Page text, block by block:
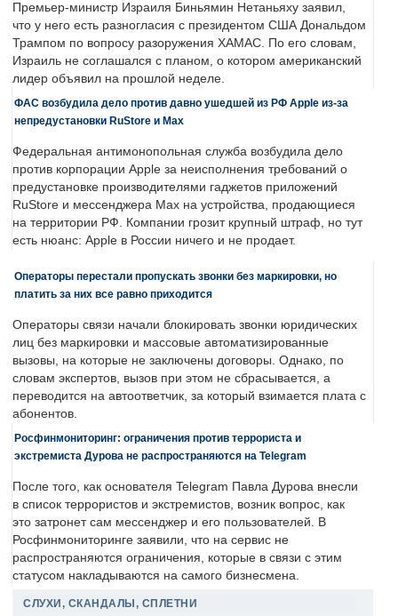
Премьер-министр Израиля Биньямин Нетаньяху заявил,
что у него есть разногласия с президентом США Дональдом
Трампом по вопросу разоружения ХАМАС. По его словам,
Израиль не соглашался с планом, о котором американский
лидер объявил на прошлой неделе.
ФАС возбудила дело против давно ушедшей из РФ Apple из-за
непредустановки RuStore и Max
Федеральная антимонопольная служба возбудила дело
против корпорации Apple за неисполнения требований о
предустановке производителями гаджетов приложений
RuStore и мессенджера Max на устройства, продающиеся
на территории РФ. Компании грозит крупный штраф, но тут
есть нюанс: Apple в России ничего и не продает.
Операторы перестали пропускать звонки без маркировки, но
платить за них все равно приходится
Операторы связи начали блокировать звонки юридических
лиц без маркировки и массовые автоматизированные
вызовы, на которые не заключены договоры. Однако, по
словам экспертов, вызов при этом не сбрасывается, а
переводится на автоответчик, за который взимается плата с
абонентов.
Росфинмониторинг: ограничения против террориста и
экстремиста Дурова не распространяются на Telegram
После того, как основателя Telegram Павла Дурова внесли
в список террористов и экстремистов, возник вопрос, как
это затронет сам мессенджер и его пользователей. В
Росфинмониторинге заявили, что на сервис не
распространяются ограничения, которые в связи с этим
статусом накладываются на самого бизнесмена.
СЛУХИ, СКАНДАЛЫ, СПЛЕТНИ